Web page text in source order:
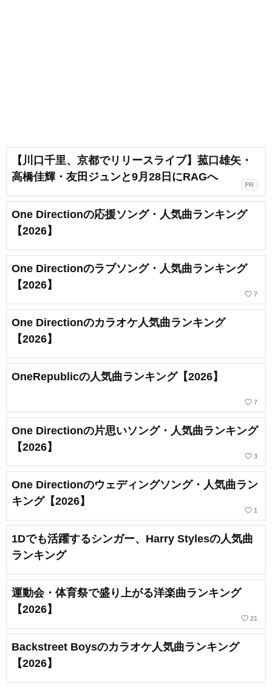
【川口千里、京都でリリースライブ】菰口雄矢・
高橋佳輝・友田ジュンと9月28日にRAGへ
PR
One Directionの応援ソング・人気曲ランキング
【2026】
One Directionのラブソング・人気曲ランキング
【2026】
favorite_border 7
One Directionのカラオケ人気曲ランキング
【2026】
OneRepublicの人気曲ランキング【2026】
favorite_border 7
One Directionの片思いソング・人気曲ランキング
【2026】
favorite_border 3
One Directionのウェディングソング・人気曲ラン
キング【2026】
favorite_border 1
1Dでも活躍するシンガー、Harry Stylesの人気曲
ランキング
運動会・体育祭で盛り上がる洋楽曲ランキング
【2026】
favorite_border 21
Backstreet Boysのカラオケ人気曲ランキング
【2026】